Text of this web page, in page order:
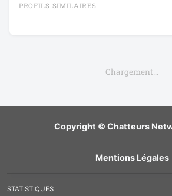
PROFILS SIMILAIRES
Chargement…
Copyright © Chatteurs
Mentions Légales
STATISTIQUES